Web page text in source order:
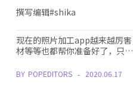
撰写编辑#shika
现在的照片加工app越来越厉
材等等也都帮你准备好了，只…
BY POPEDITORS 2020.06.17